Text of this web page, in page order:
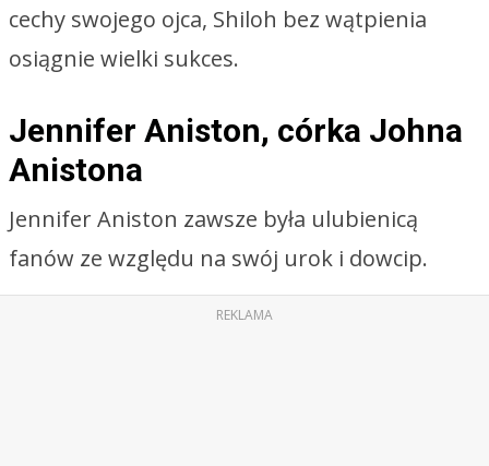
cechy swojego ojca, Shiloh bez wątpienia
osiągnie wielki sukces.
Jennifer Aniston, córka Johna
Anistona
Jennifer Aniston zawsze była ulubienicą
fanów ze względu na swój urok i dowcip.
REKLAMA